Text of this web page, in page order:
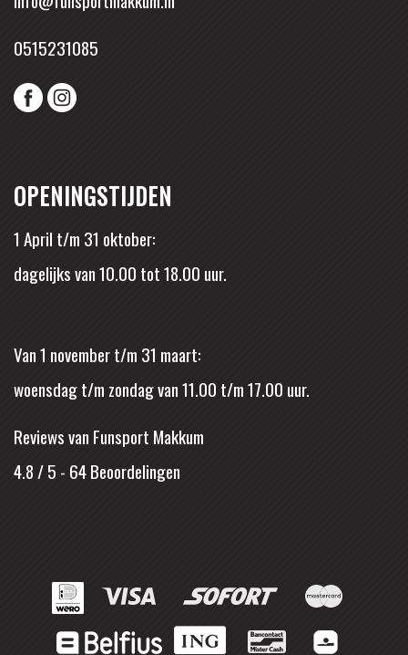
0515231085
OPENINGSTIJDEN
1 April t/m 31 oktober:
dagelijks van 10.00 tot 18.00 uur.
Van 1 november t/m 31 maart:
woensdag t/m zondag van 11.00 t/m 17.00 uur.
Reviews van Funsport Makkum
4.8 / 5 - 64Beoordelingen